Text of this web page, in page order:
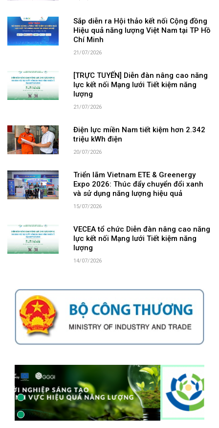
Sắp diễn ra Hội thảo kết nối Cộng đồng
Hiệu quả năng lượng Việt Nam tại TP Hồ
Chí Minh
21/07/2026
[TRỰC TUYẾN] Diễn đàn nâng cao năng
lực kết nối Mạng lưới Tiết kiệm năng
lượng
21/07/2026
Điện lực miền Nam tiết kiệm hơn 2.342
triệu kWh điện
20/07/2026
Triển lãm Vietnam ETE & Greenergy
Expo 2026: Thúc đẩy chuyển đổi xanh
và sử dụng năng lượng hiệu quả
15/07/2026
VECEA tổ chức Diễn đàn nâng cao năng
lực kết nối Mạng lưới Tiết kiệm năng
lượng
14/07/2026